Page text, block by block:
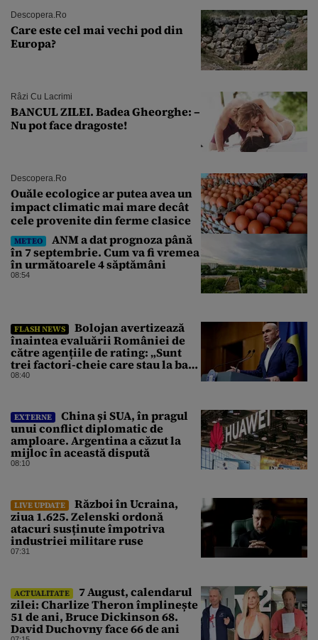
Descopera.ro
Care este cel mai vechi pod din
Europa?
Râzi Cu Lacrimi
BANCUL ZILEI. Badea Gheorghe: –
Nu pot face dragoste!
Descopera.ro
Ouăle ecologice ar putea avea un
impact climatic mai mare decât
cele provenite din ferme clasice
METEO
ANM a dat prognoza până
în 7 septembrie. Cum va fi vremea
în următoarele 4 săptămâni
08:54
FLASH NEWS
Bolojan avertizează
înaintea evaluării României de
către agențiile de rating: „Sunt
trei factori-cheie care stau la baza
acestor evaluări”
08:40
EXTERNE
China și SUA, în pragul
unui conflict diplomatic de
amploare. Argentina a căzut la
mijloc în această dispută
08:10
LIVE UPDATE
Război în Ucraina,
ziua 1.625. Zelenski ordonă
atacuri susținute împotriva
industriei militare ruse
07:31
ACTUALITATE
7 August, calendarul
zilei: Charlize Theron împlinește
51 de ani, Bruce Dickinson 68.
David Duchovny face 66 de ani